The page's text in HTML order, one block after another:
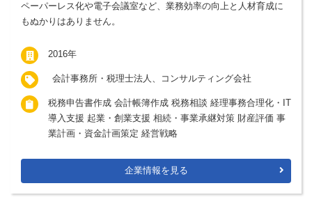
ペーパーレス化や電子会議室など、業務効率の向上と人材育成に
もぬかりはありません。
2016年
会計事務所・税理士法人、コンサルティング会社
税務申告書作成 会計帳簿作成 税務相談 経理事務合理化・IT
導入支援 起業・創業支援 相続・事業承継対策 財産評価 事
業計画・資金計画策定 経営戦略
企業情報を見る